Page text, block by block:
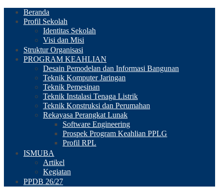
Beranda
Profil Sekolah
Identitas Sekolah
Visi dan Misi
Struktur Organisasi
PROGRAM KEAHLIAN
Desain Pemodelan dan Informasi Bangunan
Teknik Komputer Jaringan
Teknik Pemesinan
Teknik Instalasi Tenaga Listrik
Teknik Konstruksi dan Perumahan
Rekayasa Perangkat Lunak
Software Engineering
Prospek Program Keahlian PPLG
Profil RPL
ISMUBA
Artikel
Kegiatan
PPDB 26/27